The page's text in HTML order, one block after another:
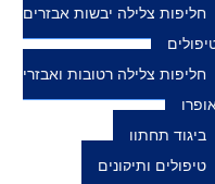
צלילה יבשות אבזרים
צלילה רטובות ואבזרי
תחתון
ותיקונים